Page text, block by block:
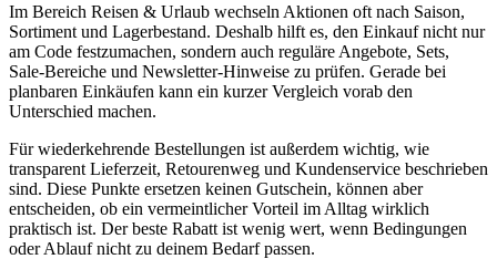
Im Bereich Reisen & Urlaub wechseln Aktionen oft nach Saison,
Sortiment und Lagerbestand. Deshalb hilft es, den Einkauf nicht nur
am Code festzumachen, sondern auch reguläre Angebote, Sets,
Sale-Bereiche und Newsletter-Hinweise zu prüfen. Gerade bei
planbaren Einkäufen kann ein kurzer Vergleich vorab den
Unterschied machen.
Für wiederkehrende Bestellungen ist außerdem wichtig, wie
transparent Lieferzeit, Retourenweg und Kundenservice beschrieben
sind. Diese Punkte ersetzen keinen Gutschein, können aber
entscheiden, ob ein vermeintlicher Vorteil im Alltag wirklich
praktisch ist. Der beste Rabatt ist wenig wert, wenn Bedingungen
oder Ablauf nicht zu deinem Bedarf passen.